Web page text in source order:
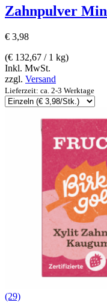
Zahnpulver
€ 3,98
(€ 132,67 / 1 kg)
Inkl. MwSt.
zzgl. Versand
Lieferzeit: ca. 2-3 Werktage
(29)